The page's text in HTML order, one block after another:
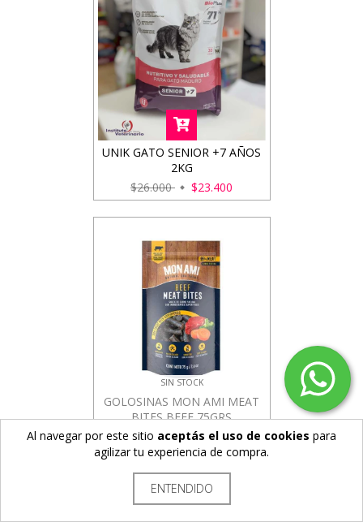
Al navegar por este sitio aceptás el uso de cookies para
agilizar tu experiencia de compra.
ENTENDIDO
UNIK GATO SENIOR +7 AÑOS
2KG
$26.000
$23.400
SIN STOCK
GOLOSINAS MON AMI MEAT
BITES BEEF 75GRS
$3.100
$2.790